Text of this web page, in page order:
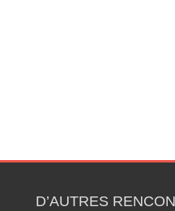
D’AUTRES